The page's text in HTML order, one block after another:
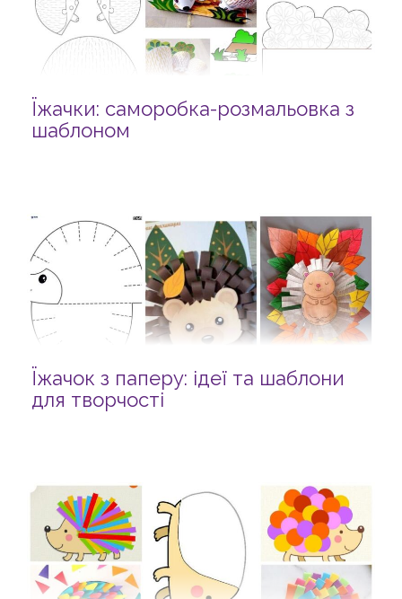
Їжачки: саморобка-розмальовка з
шаблоном
Їжачок з паперу: ідеї та шаблони
для творчості